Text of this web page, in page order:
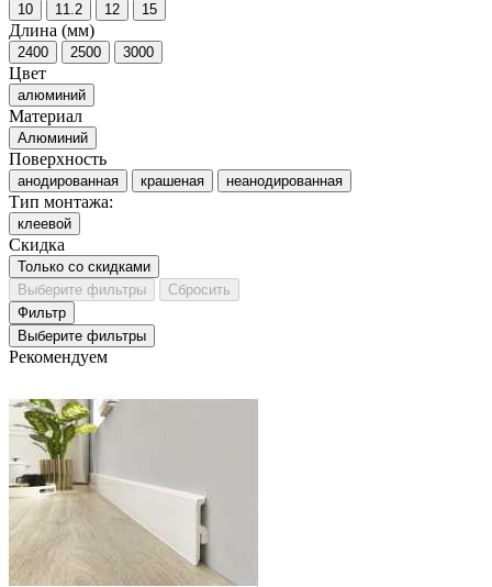
10 11.2 12 15
Длина (мм)
2400 2500 3000
Цвет
алюминий
Материал
Алюминий
Поверхность
анодированная крашеная неанодированная
Тип монтажа:
клеевой
Скидка
Только со cкидками
Выберите фильтры
Сбросить
Фильтр
Выберите фильтры
Рекомендуем